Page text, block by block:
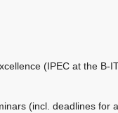
(IPEC at the B-
(incl. deadlines for